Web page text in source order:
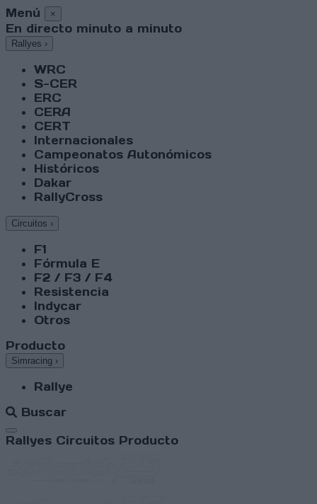
Menú ×
En directo minuto a minuto
Rallyes ›
WRC
S-CER
ERC
CERA
CERT
Internacionales
Campeonatos Autonómicos
Históricos
Dakar
RallyCross
Circuitos ›
F1
Fórmula E
F2 / F3 / F4
Resistencia
Indycar
Otros
Producto
Simracing ›
Rallye
Buscar
Abrir menú
Rallyes Circuitos Producto